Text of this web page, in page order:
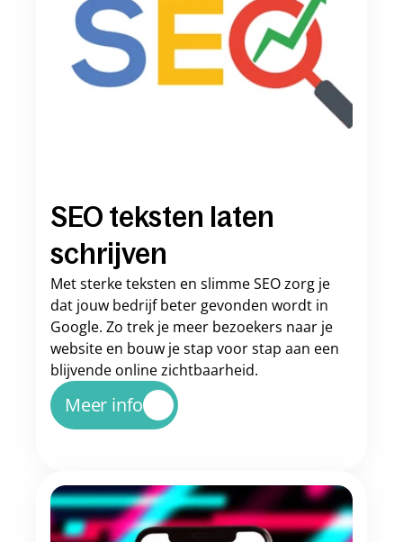
SEO teksten laten
schrijven
Met sterke teksten en slimme SEO zorg je
dat jouw bedrijf beter gevonden wordt in
Google. Zo trek je meer bezoekers naar je
website en bouw je stap voor stap aan een
blijvende online zichtbaarheid.
Meer info